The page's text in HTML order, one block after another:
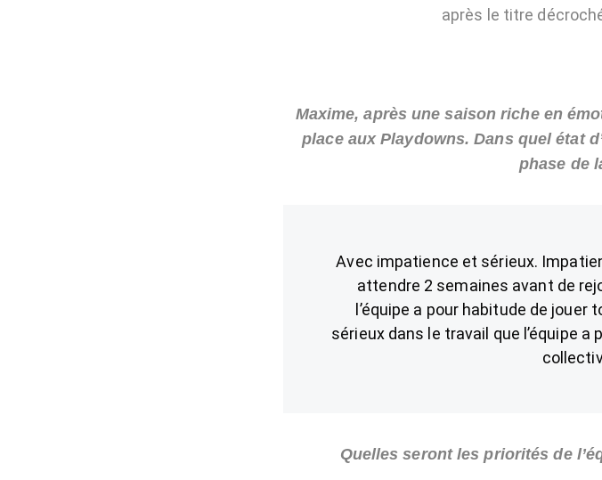
après le titre
Maxime, après une saison riche en
place aux Playdowns. Dans quel état
phase de
Avec impatience et sérieux.
attendre 2 semaines avant de
l’équipe a pour habitude de jouer
sérieux dans le travail que l’équipe
Quelles seront les priorités de